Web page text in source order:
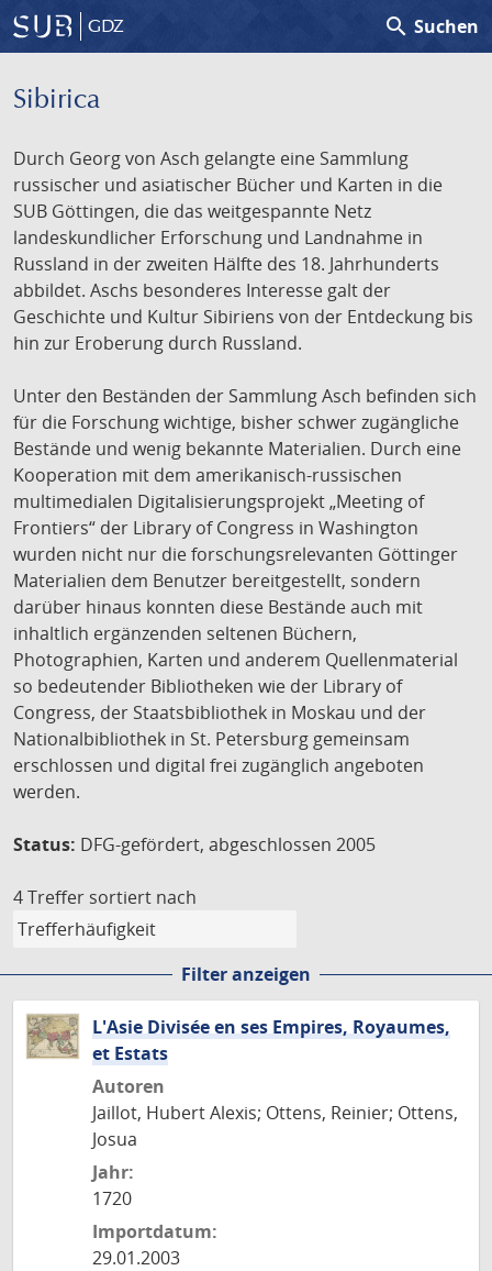
GDZ search Suchen
Sibirica
Durch Georg von Asch gelangte eine Sammlung
russischer und asiatischer Bücher und Karten in die
SUB Göttingen, die das weitgespannte Netz
landeskundlicher Erforschung und Landnahme in
Russland in der zweiten Hälfte des 18. Jahrhunderts
abbildet. Aschs besonderes Interesse galt der
Geschichte und Kultur Sibiriens von der Entdeckung bis
hin zur Eroberung durch Russland.
Unter den Beständen der Sammlung Asch befinden sich
für die Forschung wichtige, bisher schwer zugängliche
Bestände und wenig bekannte Materialien. Durch eine
Kooperation mit dem amerikanisch-russischen
multimedialen Digitalisierungsprojekt „Meeting of
Frontiers“ der Library of Congress in Washington
wurden nicht nur die forschungsrelevanten Göttinger
Materialien dem Benutzer bereitgestellt, sondern
darüber hinaus konnten diese Bestände auch mit
inhaltlich ergänzenden seltenen Büchern,
Photographien, Karten und anderem Quellenmaterial
so bedeutender Bibliotheken wie der Library of
Congress, der Staatsbibliothek in Moskau und der
Nationalbibliothek in St. Petersburg gemeinsam
erschlossen und digital frei zugänglich angeboten
werden.
Status: DFG-gefördert, abgeschlossen 2005
4 Treffer sortiert nach
Filter anzeigen
L'Asie Divisée en ses Empires, Royaumes,
et Estats
Autoren
Jaillot, Hubert Alexis; Ottens, Reinier; Ottens,
Josua
Jahr:
1720
Importdatum:
29.01.2003